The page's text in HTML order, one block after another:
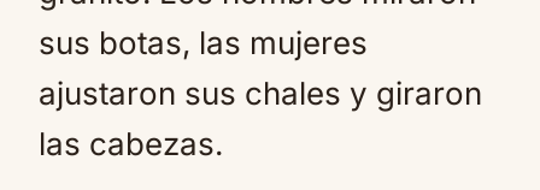
sus botas, las mujeres
ajustaron sus chales y giraron
las cabezas.